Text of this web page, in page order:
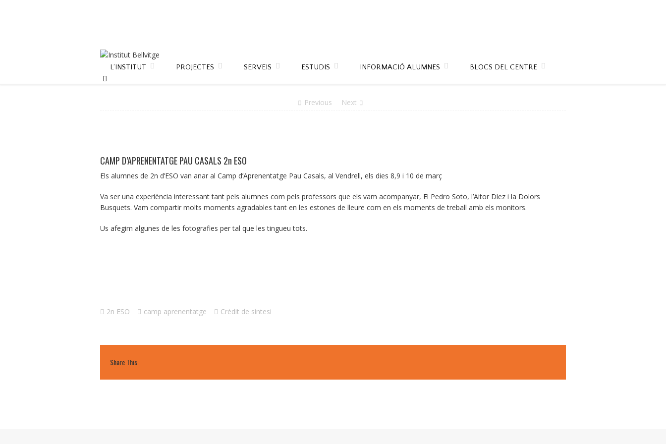
L’INSTITUT PROJECTES SERVEIS ESTUDIS INFORMACIÓ ALUMNES BLOCS DEL CENTRE
Previous Next
CAMP D’APRENENTATGE PAU CASALS 2n ESO
Els alumnes de 2n d’ESO van anar al Camp d’Aprenentatge Pau Casals, al Vendrell, els dies 8,9 i 10 de març
Va ser una experiència interessant tant pels alumnes com pels professors que els vam acompanyar, El Pedro Soto, l’Aitor Díez i la Dolors
Busquets. Vam compartir molts moments agradables tant en les estones de lleure com en els moments de treball amb els monitors.
Us afegim algunes de les fotografies per tal que les tingueu tots.
2n ESO camp aprenentatge Crèdit de síntesi
Share This